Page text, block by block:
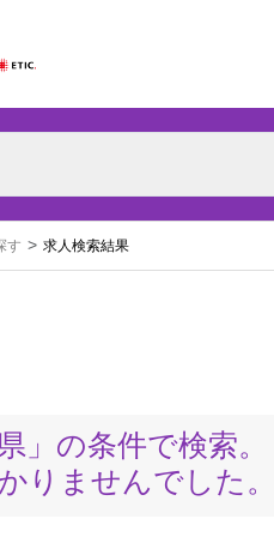
す 求人検索結果
」の条件で検索。
りませんでした